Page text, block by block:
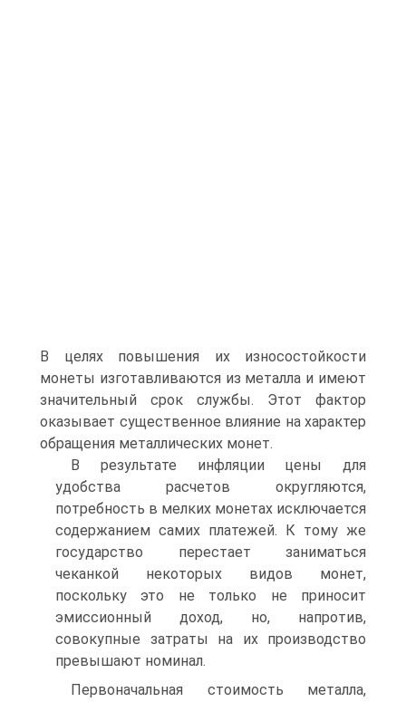
В целях повышения их износостойкости
монеты изготавливаются из металла и имеют
значительный срок службы. Этот фактор
оказывает существенное влияние на характер
обращения металлических монет.
В результате инфляции цены для
удобства расчетов округляются,
потребность в мелких монетах исключается
содержанием самих платежей. К тому же
государство перестает заниматься
чеканкой некоторых видов монет,
поскольку это не только не приносит
эмиссионный доход, но, напротив,
совокупные затраты на их производство
превышают номинал.
Первоначальная стоимость металла,